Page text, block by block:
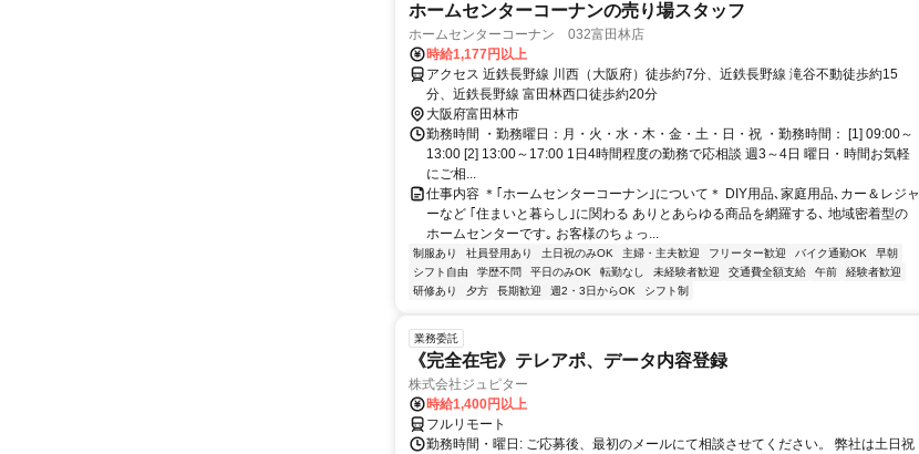
ホームセンターコーナンの売り場スタッフ
ホームセンターコーナン 032富田林店
時給1,177円以上
アクセス 近鉄長野線 川西（大阪府）徒歩約7分、近鉄長野線 滝谷不動徒歩約15
分、近鉄長野線 富田林西口徒歩約20分
大阪府富田林市
勤務時間 ・勤務曜日：月・火・水・木・金・土・日・祝 ・勤務時間： [1] 09:00～
13:00 [2] 13:00～17:00 1日4時間程度の勤務で応相談 週3～4日 曜日・時間お気軽
にご相...
仕事内容 ＊｢ホームセンターコーナン｣について＊ DIY用品､家庭用品､カー＆レジャ
ーなど ｢住まいと暮らし｣に関わる ありとあらゆる商品を網羅する､ 地域密着型の
ホームセンターです｡ お客様のちょっ...
制服あり 社員登用あり 土日祝のみOK 主婦・主夫歓迎 フリーター歓迎 バイク通勤OK
早朝
シフト自由
学歴不問 平日のみOK 転勤なし 未経験者歓迎 交通費全額支給 午前
経験者歓迎
研修あり
夕方 長期歓迎 週2・3日からOK シフト制
業務委託
《完全在宅》テレアポ、データ内容登録
株式会社ジュピター
時給1,400円以上
フルリモート
勤務時間・曜日: ご応募後、最初のメールにて相談させてください。 弊社は土日祝